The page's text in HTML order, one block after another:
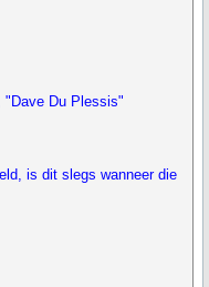
"Dave Du Plessis"
is dit slegs wanneer die